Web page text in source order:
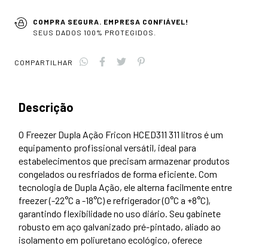
COMPRA SEGURA. EMPRESA CONFIÁVEL!
SEUS DADOS 100% PROTEGIDOS.
COMPARTILHAR
Descrição
O Freezer Dupla Ação Fricon HCED311 311 litros é um
equipamento profissional versátil, ideal para
estabelecimentos que precisam armazenar produtos
congelados ou resfriados de forma eficiente. Com
tecnologia de Dupla Ação, ele alterna facilmente entre
freezer (-22°C a -18°C) e refrigerador (0°C a +8°C),
garantindo flexibilidade no uso diário. Seu gabinete
robusto em aço galvanizado pré-pintado, aliado ao
isolamento em poliuretano ecológico, oferece